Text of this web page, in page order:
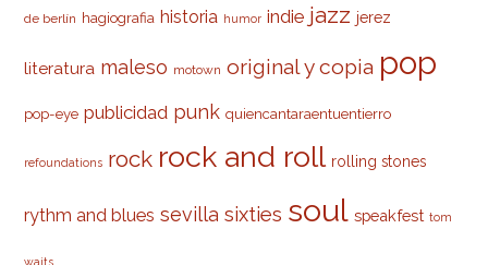
de berlín hagiografia historia humor indie jazz jerez
literatura maleso motown original y copia pop
pop-eye publicidad punk quiencantaraentuentierro
refoundations rock rock and roll rolling stones
rythm and blues sevilla sixties soul speakfest tom
waits